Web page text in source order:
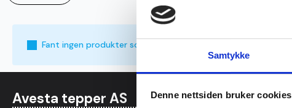
Samtykke
Denne nettsiden bruker cookies
Fant ingen produkter som passet med valgene dine.
Avesta tepper AS Informasjon